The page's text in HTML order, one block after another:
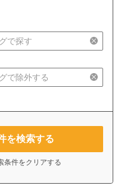
を検索する
条件をクリアする